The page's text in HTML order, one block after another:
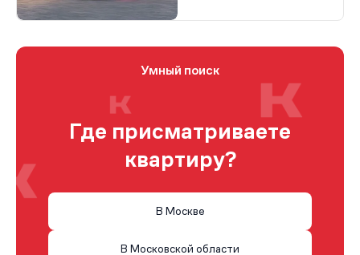
Умный поиск
Где присматриваете
квартиру?
В Москве
В Московской области